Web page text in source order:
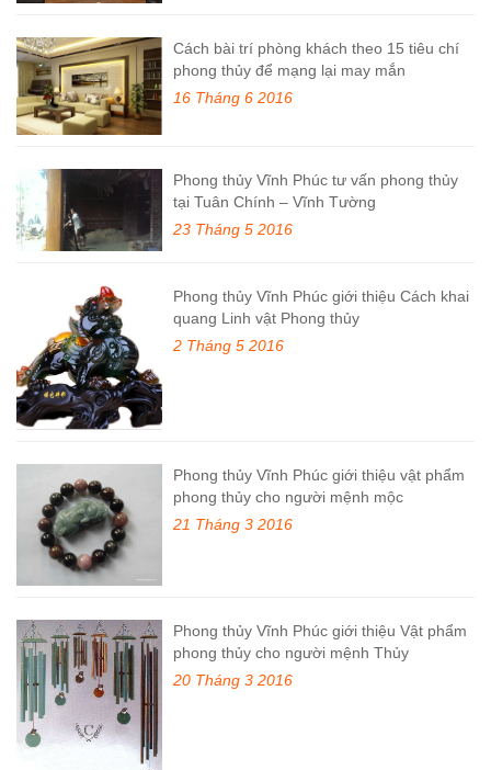
Cách bài trí phòng khách theo 15 tiêu chí
phong thủy để mạng lại may mắn
16 Tháng 6 2016
Phong thủy Vĩnh Phúc tư vấn phong thủy
tại Tuân Chính – Vĩnh Tường
23 Tháng 5 2016
Phong thủy Vĩnh Phúc giới thiệu Cách khai
quang Linh vật Phong thủy
2 Tháng 5 2016
Phong thủy Vĩnh Phúc giới thiệu vật phẩm
phong thủy cho người mệnh mộc
21 Tháng 3 2016
Phong thủy Vĩnh Phúc giới thiệu Vật phẩm
phong thủy cho người mệnh Thủy
20 Tháng 3 2016